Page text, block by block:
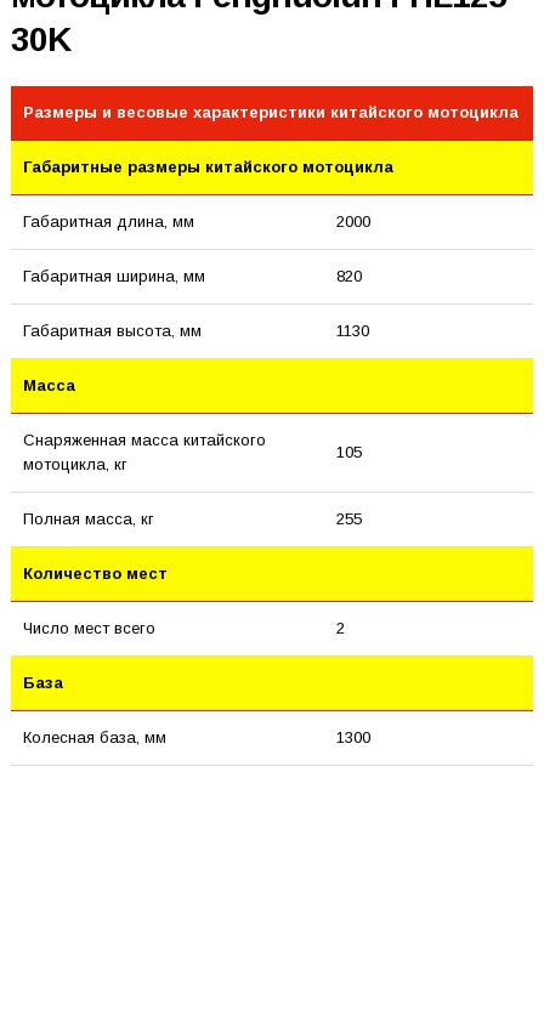
30K
Размеры и весовые характеристики китайского мотоцикла
Габаритные размеры китайского мотоцикла
Габаритная длина, мм 2000
Габаритная ширина, мм 820
Габаритная высота, мм 1130
Масса
Снаряженная масса китайского
мотоцикла, кг
105
Полная масса, кг 255
Количество мест
Число мест всего 2
База
Колесная база, мм 1300